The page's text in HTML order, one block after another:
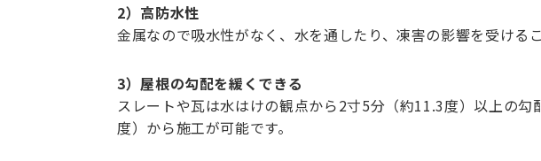
2）高防水性
金属なので吸水性がなく、水を通したり、凍害の影響を受ける
3）屋根の勾配を緩くできる
スレートや瓦は水はけの観点から2寸5分（約11.3度）以上の
度）から施工が可能です。